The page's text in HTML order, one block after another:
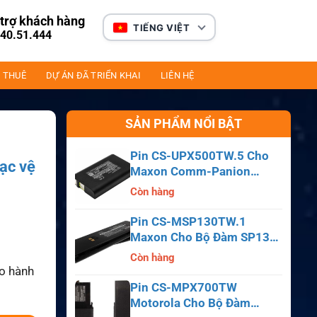
khách hàng TIẾNG VIỆT
THUÊ DỰ ÁN ĐÃ TRIỂN KHAI LIÊN HỆ
vệ
hành
SẢN PHẨM NỔI BẬT
Pin CS-UPX500TW.5 Cho
Maxon Comm-Panion
CP0150, CP0511, CP0515
Còn hàng
Pin CS-MSP130TW.1
Maxon Cho Bộ Đàm SP130,
SP140, SP150, SL55
Còn hàng
Pin CS-MPX700TW
Motorola Cho Bộ Đàm